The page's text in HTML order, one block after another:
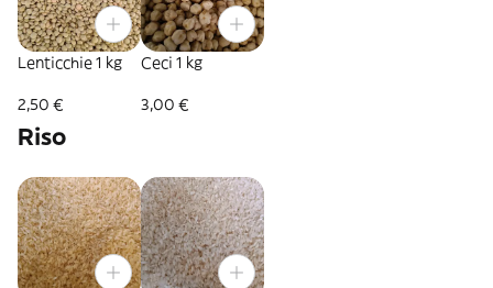
Lenticchie 1 kg
2,50 €
Ceci 1 kg
3,00 €
Riso